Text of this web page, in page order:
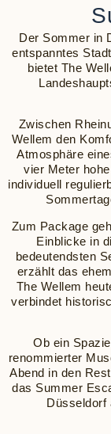
Der Sommer in
entspanntes
bietet The
Zwischen
Wellem den
Atmosphäre
vier Meter
individuell
Zum Package
Einblicke in
bedeutendsten
erzählt das
The Wellem
verbindet
Ob ein
renommierter
Abend in den
das Summer
Düsseldorf